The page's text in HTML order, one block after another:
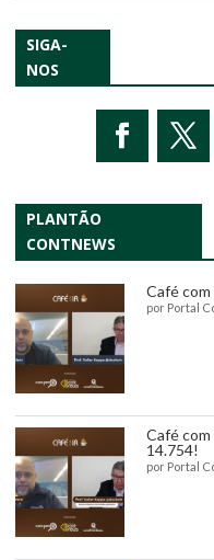
SIGA-
NOS
PLANTÃO
CONTNEWS
Café
por Portal
Café
14.754!
por Portal